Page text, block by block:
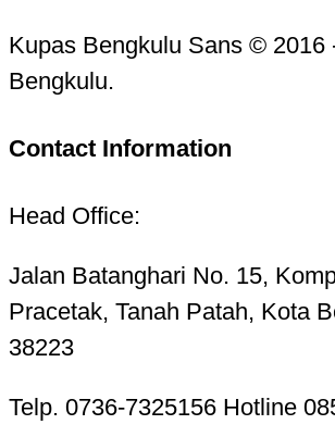
Kupas Bengkulu Sans © 2016
Bengkulu.
Contact Information
Head Office:
Jalan Batanghari No. 15,
Pracetak, Tanah Patah, Kota
38223
Telp. 0736-7325156 Hotline